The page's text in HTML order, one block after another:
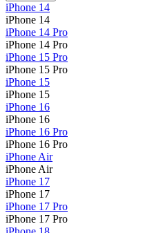
iPhone 14
iPhone 14
iPhone 14 Pro
iPhone 14 Pro
iPhone 15 Pro
iPhone 15 Pro
iPhone 15
iPhone 15
iPhone 16
iPhone 16
iPhone 16 Pro
iPhone 16 Pro
iPhone Air
iPhone Air
iPhone 17
iPhone 17
iPhone 17 Pro
iPhone 17 Pro